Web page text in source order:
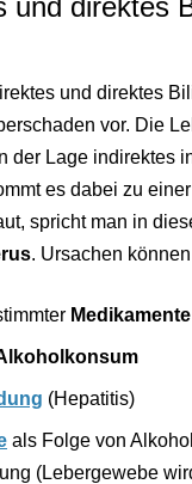
und direktes
vor. Die
der Lage indirektes
es dabei zu
spricht man in
. Ursachen
Medikamente
(Hepatitis)
als Folge von
(Lebergewebe